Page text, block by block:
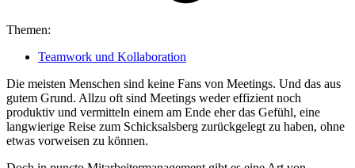
Themen:
Teamwork und Kollaboration
Die meisten Menschen sind keine Fans von Meetings. Und das aus
gutem Grund. Allzu oft sind Meetings weder effizient noch
produktiv und vermitteln einem am Ende eher das Gefühl, eine
langwierige Reise zum Schicksalsberg zurückgelegt zu haben, ohne
etwas vorweisen zu können.